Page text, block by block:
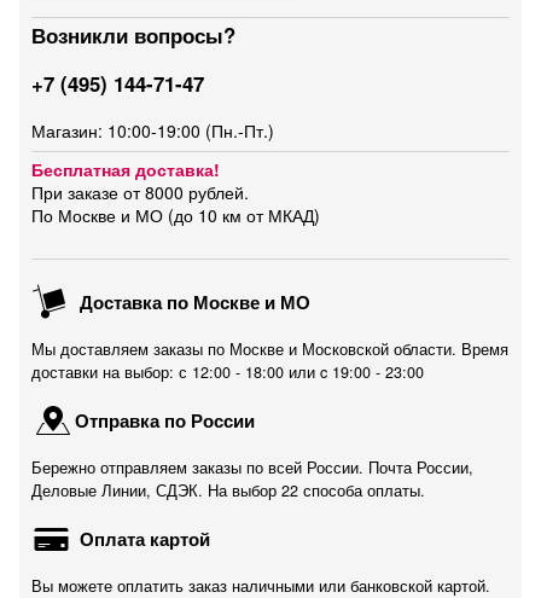
Возникли вопросы?
+7 (495) 144-71-47
Магазин: 10:00-19:00 (Пн.-Пт.)
Бесплатная доставка!
При заказе от 8000 рублей.
По Москве и МО (до 10 км от МКАД)
Доставка по Москве и МО
Мы доставляем заказы по Москве и Московской области. Время
доставки на выбор: с 12:00 - 18:00 или c 19:00 - 23:00
Отправка по России
Бережно отправляем заказы по всей России. Почта России,
Деловые Линии, СДЭК. На выбор 22 способа оплаты.
Оплата картой
Вы можете оплатить заказ наличными или банковской картой.